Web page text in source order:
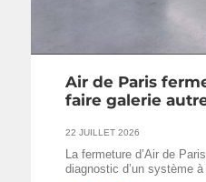
Air de Paris
faire galerie
22 JUILLET 2026
La fermeture d’Air de
diagnostic d’un système